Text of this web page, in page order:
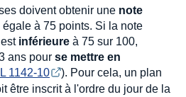
doivent obtenir une note
à 75 points. Si la note
inférieure à 75 sur 100,
ans pour se mettre en
1142-10
). Pour cela, un plan
être inscrit à l'ordre du jour de la